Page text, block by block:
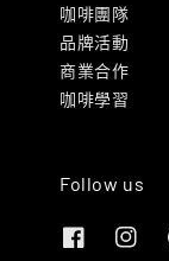
咖啡團隊
品牌活動
商業合作
咖啡學習
Follow us